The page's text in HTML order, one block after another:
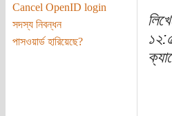
Cancel OpenID login
সদস্য নিবন্ধন
পাসওয়ার্ড হারিয়েছে?